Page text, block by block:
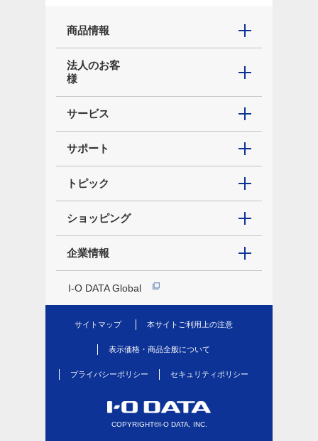
商品情報
法人のお客
様
サービス
サポート
トピック
ショッピング
企業情報
I-O DATA Global
サイトマップ 本サイトご利用上の注意
表示価格・商品全般について
プライバシーポリシー セキュリティポリシー
COPYRIGHT©I-O DATA, INC.